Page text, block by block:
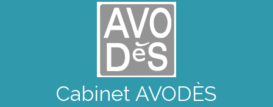
Cabinet AVODÈS